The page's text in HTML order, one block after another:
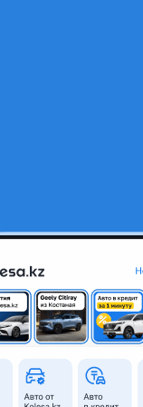
2
Новая Продам
подогрева
Провода мягкие,
брызговики
Астана